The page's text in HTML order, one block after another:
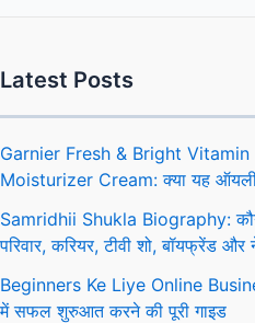
Latest Posts
Garnier Fresh & Bright
Moisturizer Cream: क्या यह ऑयली
Samridhii Shukla Biography: कौन
परिवार, करियर, टीवी शो, बॉयफ्रेंड और
Beginners Ke Liye Online
में सफल शुरुआत करने की पूरी गाइड